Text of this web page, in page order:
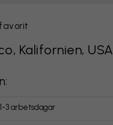
Kalifornien, USA
1-3 arbetsdagar